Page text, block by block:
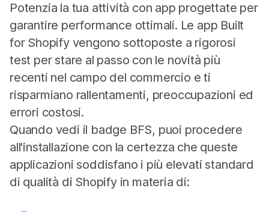
Potenzia la tua attività con app progettate per
garantire performance ottimali. Le app Built
for Shopify vengono sottoposte a rigorosi
test per stare al passo con le novità più
recenti nel campo del commercio e ti
risparmiano rallentamenti, preoccupazioni ed
errori costosi.
Quando vedi il badge BFS, puoi procedere
all'installazione con la certezza che queste
applicazioni soddisfano i più elevati standard
di qualità di Shopify in materia di: